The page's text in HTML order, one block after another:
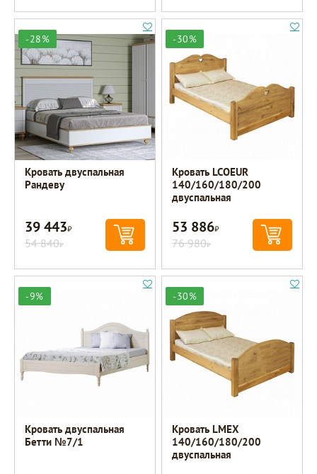
-28%
Кровать двуспальная
Рандеву
39 443Р
54 840Р
-30%
Кровать LCOEUR
140/160/180/200
двуспальная
53 886Р
76 980Р
-9%
Кровать двуспальная
Бетти №7/1
-30%
Кровать LMEX
140/160/180/200
двуспальная